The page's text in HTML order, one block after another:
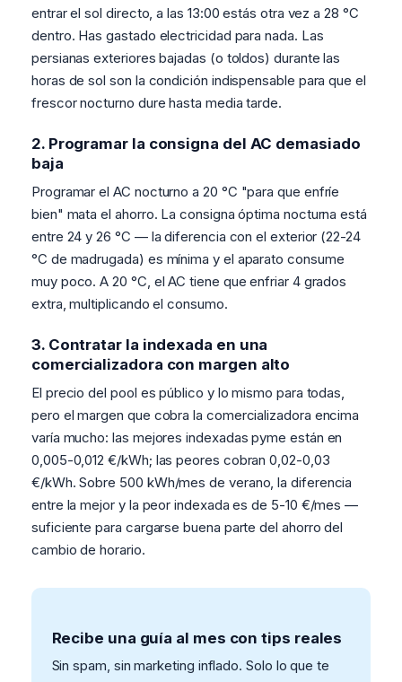
entrar el sol directo, a las 13:00 estás otra vez a 28 °C
dentro. Has gastado electricidad para nada. Las
persianas exteriores bajadas (o toldos) durante las
horas de sol son la condición indispensable para que el
frescor nocturno dure hasta media tarde.
2. Programar la consigna del AC demasiado
baja
Programar el AC nocturno a 20 °C "para que enfríe
bien" mata el ahorro. La consigna óptima nocturna está
entre 24 y 26 °C — la diferencia con el exterior (22-24
°C de madrugada) es mínima y el aparato consume
muy poco. A 20 °C, el AC tiene que enfriar 4 grados
extra, multiplicando el consumo.
3. Contratar la indexada en una
comercializadora con margen alto
El precio del pool es público y lo mismo para todas,
pero el margen que cobra la comercializadora encima
varía mucho: las mejores indexadas pyme están en
0,005-0,012 €/kWh; las peores cobran 0,02-0,03
€/kWh. Sobre 500 kWh/mes de verano, la diferencia
entre la mejor y la peor indexada es de 5-10 €/mes —
suficiente para cargarse buena parte del ahorro del
cambio de horario.
Recibe una guía al mes con tips reales
Sin spam, sin marketing inflado. Solo lo que te